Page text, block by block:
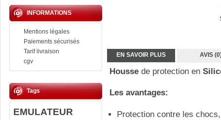
INFORMATIONS
Mentions légales
Paiements sécurisés
Tarif livraison
cgv
Tags
EMULATEUR
EN SAVOIR PLUS AVIS
Housse de protection en
Les avantages:
Protection contre les